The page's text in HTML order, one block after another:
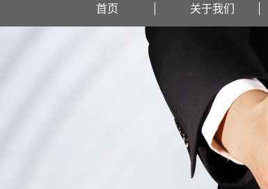
首页 关于我们